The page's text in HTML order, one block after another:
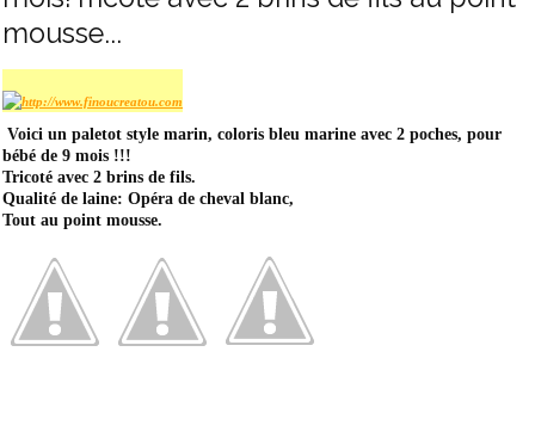
mousse...
Voici un paletot style marin, coloris bleu marine avec 2 poches, pour
bébé de 9 mois !!!
Tricoté avec 2 brins de fils.
Qualité de laine: Opéra de cheval blanc,
Tout au point mousse.